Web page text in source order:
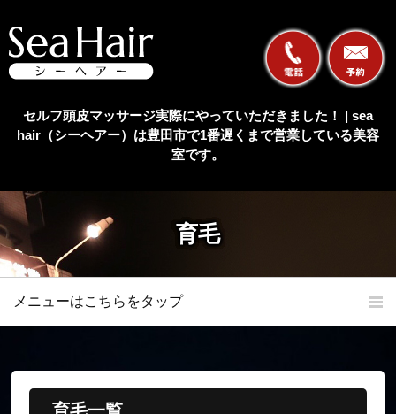
セルフ頭皮マッサージ実際にやっていただきました！ | sea
hair（シーヘアー）は豊田市で1番遅くまで営業している美容
室です。
育毛
メニューはこちらをタップ